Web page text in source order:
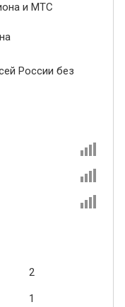
и МТС
России без
2
1